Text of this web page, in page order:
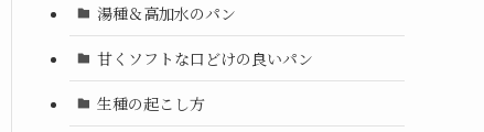
湯種＆高加水のパン
甘くソフトな口どけの良いパン
生種の起こし方